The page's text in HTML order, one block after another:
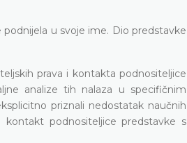
u svoje ime. Dio predstavke
prava i kontakta podnositeljice
analize tih nalaza u specifičnim
priznali nedostatak naučnih
kontakt podnositeljice predstavke s